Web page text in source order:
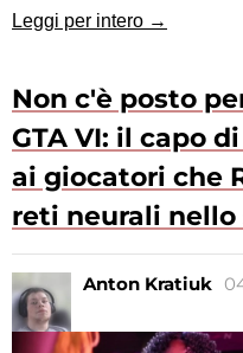
Leggi per intero →
Non c'è posto
GTA VI: il capo
ai giocatori che
reti neurali
Anton Kratiuk